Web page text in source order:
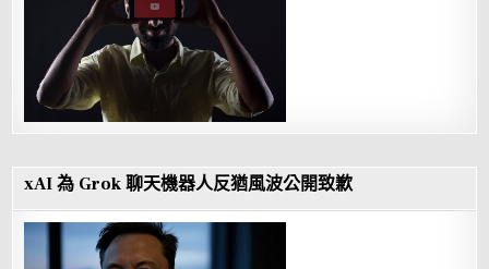
xAI 為 Grok 聊天機器人反猶風波公開致歉